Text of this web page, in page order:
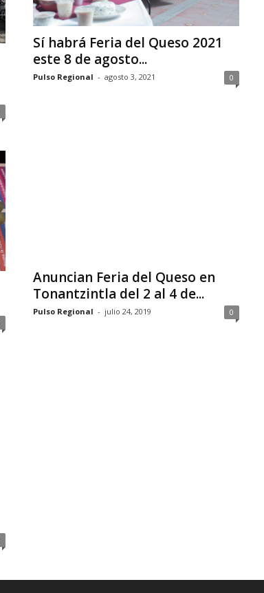
Sí habrá Feria del Queso 2021
este 8 de agosto...
Pulso Regional - agosto 3, 2021 0
Anuncian Feria del Queso en
Tonantzintla del 2 al 4 de...
Pulso Regional - julio 24, 2019 0